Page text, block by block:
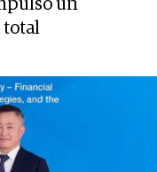
un
total